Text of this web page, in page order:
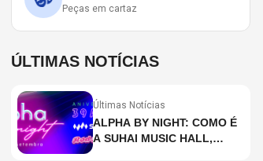
Peças em cartaz
ÚLTIMAS NOTÍCIAS
Últimas Notícias
ALPHA BY NIGHT: COMO É
A SUHAI MUSIC HALL,